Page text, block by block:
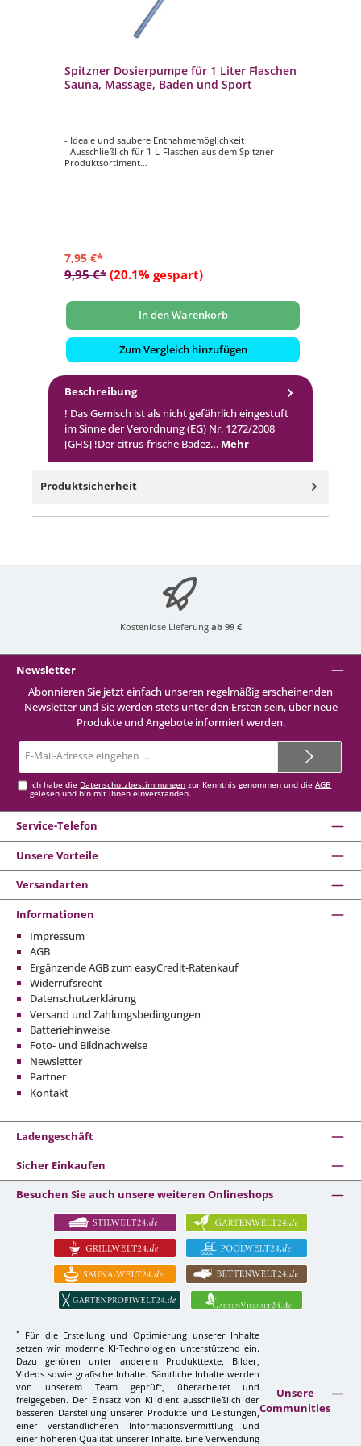
Spitzner Dosierpumpe für 1 Liter Flaschen
Sauna, Massage, Baden und Sport
- Ideale und saubere Entnahmemöglichkeit
- Ausschließlich für 1-L-Flaschen aus dem Spitzner
Produktsortiment
7,95 €*
9,95 €* (20.1% gespart)
In den Warenkorb
Zum Vergleich hinzufügen
Beschreibung
! Das Gemisch ist als nicht gefährlich eingestuft
im Sinne der Verordnung (EG) Nr. 1272/2008
[GHS] !Der citrus-frische Badez… Mehr
Produktsicherheit
Kostenlose Lieferung ab 99 €
Newsletter
Abonnieren Sie jetzt einfach unseren regelmäßig erscheinenden
Newsletter und Sie werden stets unter den Ersten sein, über neue
Produkte und Angebote informiert werden.
Mail-
Ich habe die Datenschutzbestimmungen zur Kenntnis genommen und dieAGB
gelesen und bin mit ihnen einverstanden.
Service-Telefon
Unsere Vorteile
Versandarten
Informationen
Impressum
AGB
Ergänzende AGB zum easyCredit-Ratenkauf
Widerrufsrecht
Datenschutzerklärung
Versand und Zahlungsbedingungen
Batteriehinweise
Foto- und Bildnachweise
Newsletter
Partner
Kontakt
Ladengeschäft
Sicher Einkaufen
Besuchen Sie auch unsere weiteren Onlineshops
*
Für die Erstellung und Optimierung unserer Inhalte
setzen wir moderne KI-Technologien unterstützend ein.
Dazu gehören unter anderem Produkttexte, Bilder,
Videos sowie grafische Inhalte. Sämtliche Inhalte werden
von unserem Team geprüft, überarbeitet und
freigegeben. Der Einsatz von KI dient ausschließlich der
besseren Darstellung unserer Produkte und Leistungen,
einer verständlicheren Informationsvermittlung und
einer höheren Qualität unserer Inhalte. Eine Verwendung
Unsere
Communities